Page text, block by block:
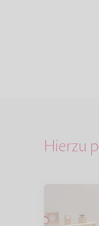
Hierzu